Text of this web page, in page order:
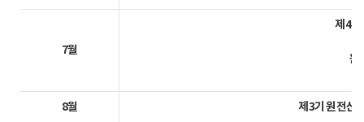
7월
제41
원
8월 제3기 원전산